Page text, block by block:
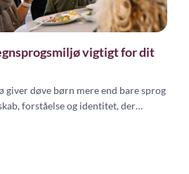
vigtigt for dit
giver døve børn mere end bare sprog
forståelse og identitet, der